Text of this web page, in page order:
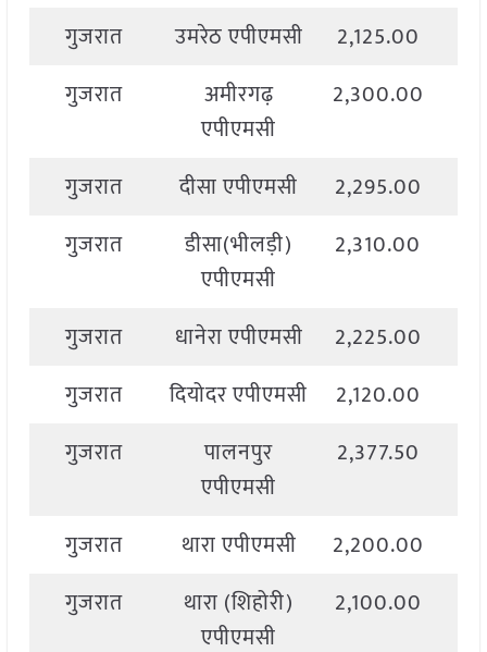
गुजरात उमरेठ एपीएमसी 2,125.00
गुजरात
अमीरगढ़
एपीएमसी
2,300.00
गुजरात दीसा एपीएमसी 2,295.00
गुजरात
डीसा(भीलड़ी)
एपीएमसी
2,310.00
गुजरात धानेरा एपीएमसी 2,225.00
गुजरात
दियोदर एपीएमसी 2,120.00
गुजरात
पालनपुर
एपीएमसी
2,377.50
गुजरात थारा एपीएमसी 2,200.00
गुजरात
थारा (शिहोरी)
एपीएमसी
2,100.00